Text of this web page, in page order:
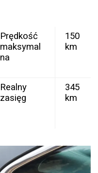
Prędkość
maksymal
na
150
km
Realny
zasięg
345
km